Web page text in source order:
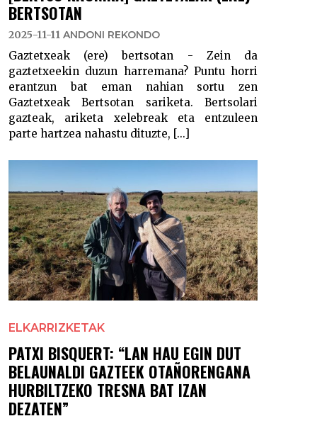
BERTSOTAN
2025-11-11 ANDONI REKONDO
Gaztetxeak (ere) bertsotan - Zein da
gaztetxeekin duzun harremana? Puntu horri
erantzun bat eman nahian sortu zen
Gaztetxeak Bertsotan sariketa. Bertsolari
gazteak, ariketa xelebreak eta entzuleen
parte hartzea nahastu dituzte, [...]
ELKARRIZKETAK
PATXI BISQUERT: “LAN HAU EGIN DUT
BELAUNALDI GAZTEEK OTAÑORENGANA
HURBILTZEKO TRESNA BAT IZAN
DEZATEN”